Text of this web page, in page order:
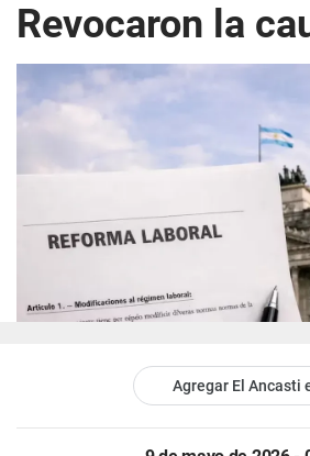
Revocaron la
Agregar El Ancasti